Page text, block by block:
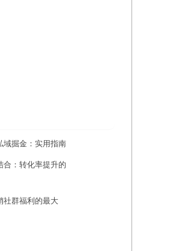
域掘金：实用指南
合：转化率提升的
社群福利的最大